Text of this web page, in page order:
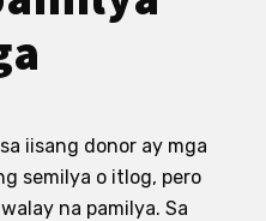
iisang donor ay mga
semilya o itlog, pero
na pamilya. Sa